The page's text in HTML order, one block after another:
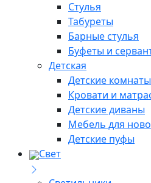
Стулья
Табуреты
Барные стулья
Буфеты и
Детская
Детские комнаты
Кровати и
Детские диваны
Мебель для
Детские пуфы
Свет